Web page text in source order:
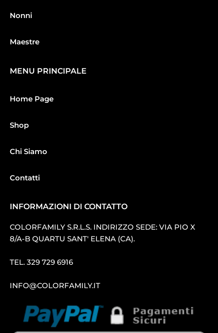
Nonni
Maestre
MENU PRINCIPALE
Home Page
Shop
Chi Siamo
Contatti
INFORMAZIONI DI CONTATTO
COLORFAMILY S.R.L.S. INDIRIZZO SEDE: VIA PIO X
8/A-B QUARTU SANT′ ELENA (CA).
TEL. 329 729 6916
INFO@COLORFAMILY.IT